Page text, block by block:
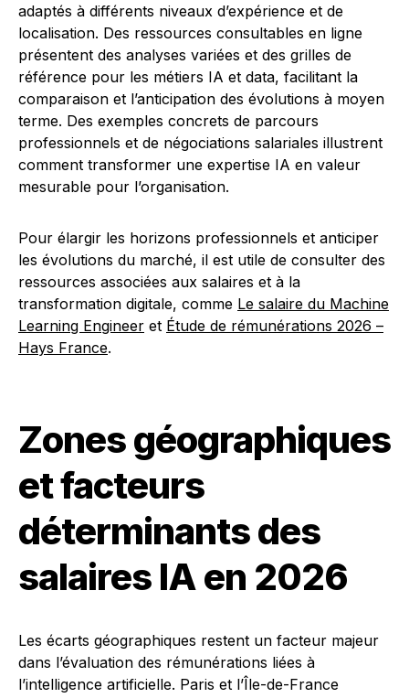
adaptés à différents niveaux d’expérience et de
localisation. Des ressources consultables en ligne
présentent des analyses variées et des grilles de
référence pour les métiers IA et data, facilitant la
comparaison et l’anticipation des évolutions à moyen
terme. Des exemples concrets de parcours
professionnels et de négociations salariales illustrent
comment transformer une expertise IA en valeur
mesurable pour l’organisation.
Pour élargir les horizons professionnels et anticiper
les évolutions du marché, il est utile de consulter des
ressources associées aux salaires et à la
transformation digitale, comme Le salaire du Machine
Learning Engineer et Étude de rémunérations 2026 –
Hays France.
Zones géographiques
et facteurs
déterminants des
salaires IA en 2026
Les écarts géographiques restent un facteur majeur
dans l’évaluation des rémunérations liées à
l’intelligence artificielle. Paris et l’Île-de-France